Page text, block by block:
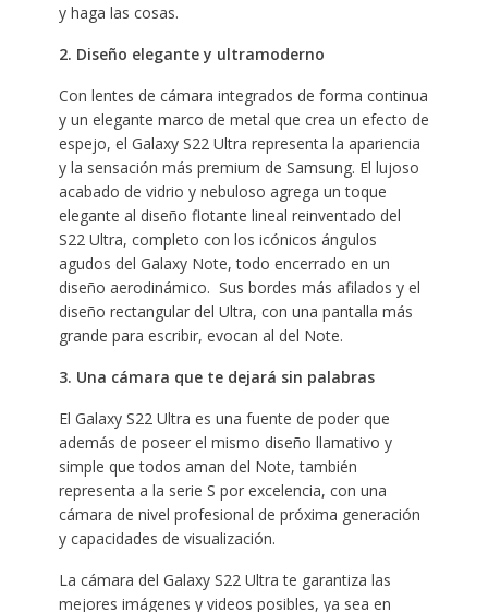
y haga las cosas.
2. Diseño elegante y ultramoderno
Con lentes de cámara integrados de forma continua
y un elegante marco de metal que crea un efecto de
espejo, el Galaxy S22 Ultra representa la apariencia
y la sensación más premium de Samsung. El lujoso
acabado de vidrio y nebuloso agrega un toque
elegante al diseño flotante lineal reinventado del
S22 Ultra, completo con los icónicos ángulos
agudos del Galaxy Note, todo encerrado en un
diseño aerodinámico. Sus bordes más afilados y el
diseño rectangular del Ultra, con una pantalla más
grande para escribir, evocan al del Note.
3. Una cámara que te dejará sin palabras
El Galaxy S22 Ultra es una fuente de poder que
además de poseer el mismo diseño llamativo y
simple que todos aman del Note, también
representa a la serie S por excelencia, con una
cámara de nivel profesional de próxima generación
y capacidades de visualización.
La cámara del Galaxy S22 Ultra te garantiza las
mejores imágenes y videos posibles, ya sea en